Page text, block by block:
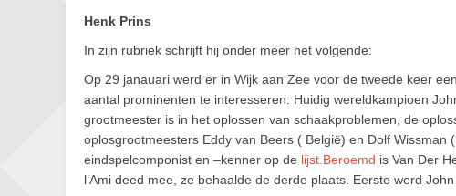
Henk Prins
In zijn rubriek schrijft hij onder meer het volgende:
Op 29 janauari werd er in Wijk aan Zee voor de tweede keer
aantal prominenten te interesseren: Huidig wereldkampioen
grootmeester is in het oplossen van schaakproblemen, de
oplosgrootmeesters Eddy van Beers ( België) en Dolf
eindspelcomponist en –kenner op de lijst.Beroemd is Van Der
l’Ami deed mee, ze behaalde de derde plaats. Eerste werd